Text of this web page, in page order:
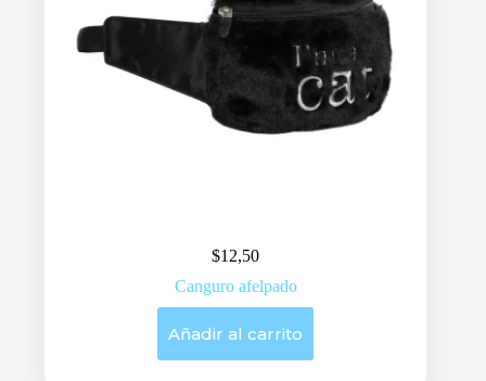
$12,50
Canguro afelpado
Añadir al carrito